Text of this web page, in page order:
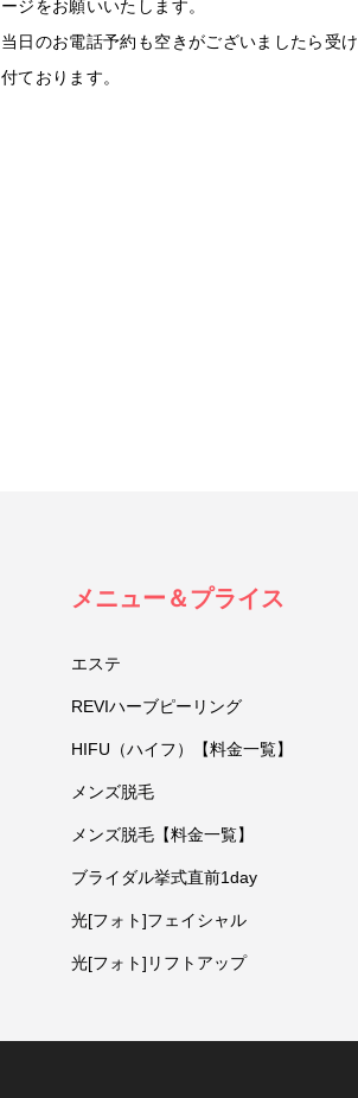
ージをお願いいたします。
当日のお電話予約も空きがございましたら受け
付ております。
メニュー＆プライス
エステ
REVIハーブピーリング
HIFU（ハイフ）【料金一覧】
メンズ脱毛
メンズ脱毛【料金一覧】
ブライダル挙式直前1day
光[フォト]フェイシャル
光[フォト]リフトアップ